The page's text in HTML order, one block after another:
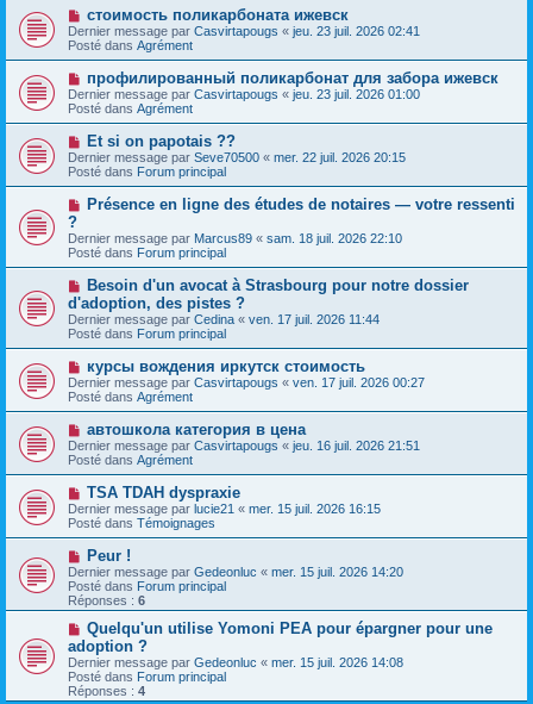
s
a
g
e
a
u
m
e
s
s
a
g
e
N
o
u
v
a
u
m
e
s
a
g
e
стоимость поликарбоната ижевск
Dernier message par Casvirtapougs « jeu. 23 juil. 2026 02:41
Posté dans Agrément
N
o
u
v
e
a
u
m
e
g
e
профилированный поликарбонат для забора ижевск
Dernier message par Casvirtapougs « jeu. 23 juil. 2026 01:00
Posté dans Agrément
N
o
u
v
e
a
m
e
s
s
a
g
e
Et si on papotais ??
Dernier message par Seve70500 « mer. 22 juil. 2026 20:15
Posté dans Forum principal
N
v
e
a
m
e
s
g
e
Présence en ligne des études de notaires — votre ressenti
?
Dernier message par Marcus89 « sam. 18 juil. 2026 22:10
Posté dans Forum principal
N
u
v
e
a
u
m
e
s
s
a
g
e
Besoin d'un avocat à Strasbourg pour notre dossier
d'adoption, des pistes ?
Dernier message par Cedina « ven. 17 juil. 2026 11:44
Posté dans Forum principal
N
o
u
v
a
u
m
e
s
s
a
g
e
курсы вождения иркутск стоимость
Dernier message par Casvirtapougs « ven. 17 juil. 2026 00:27
Posté dans Agrément
N
o
u
v
e
u
m
e
s
a
g
e
автошкола категория в цена
Dernier message par Casvirtapougs « jeu. 16 juil. 2026 21:51
Posté dans Agrément
N
o
u
v
e
a
u
m
e
s
a
g
e
TSA TDAH dyspraxie
Dernier message par lucie21 « mer. 15 juil. 2026 16:15
Posté dans Témoignages
N
o
u
v
e
a
u
m
e
s
s
Peur !
Dernier message par Gedeonluc « mer. 15 juil. 2026 14:20
Posté dans Forum principal
Réponses : 6
N
o
u
v
e
a
Quelqu'un utilise Yomoni PEA pour épargner pour une
adoption ?
Dernier message par Gedeonluc « mer. 15 juil. 2026 14:08
Posté dans Forum principal
Réponses : 4